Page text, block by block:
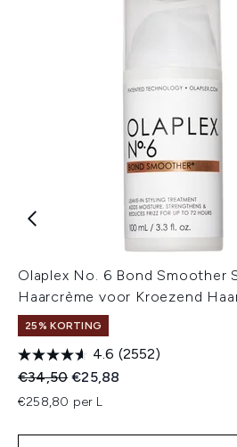
Olaplex No. 6 Bond Smoother
Haarcrème voor Kroezend
25% KORTING
4.6 (2552)
Recommended Retail Price:
€34,50Huidige prijs:
€25,88
€258,80 per L